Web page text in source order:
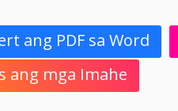
ang PDF sa Word
ang mga Imahe